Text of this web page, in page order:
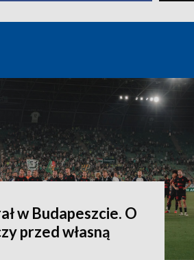
w Budapeszcie. O
przed własną